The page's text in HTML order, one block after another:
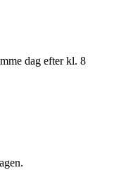
dag efter kl. 8